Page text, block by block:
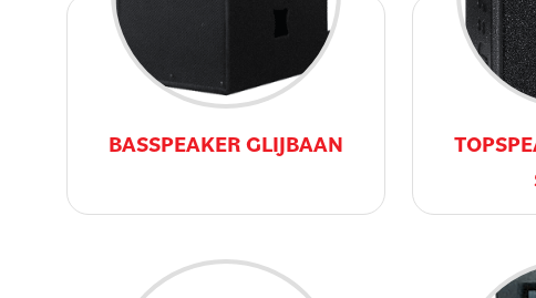
BASSPEAKER GLIJBAAN